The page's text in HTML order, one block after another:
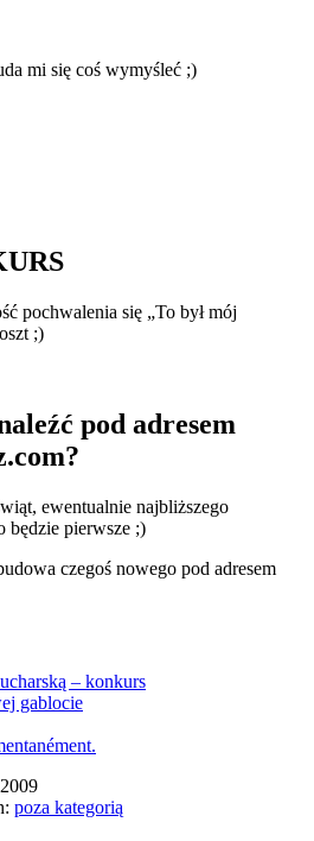
mi się coś wymyśleć ;)
pochwalenia się „To był mój
;)
pod adresem
ewentualnie najbliższego
będzie pierwsze ;)
czegoś nowego pod adresem
– konkurs
gablocie
poza kategorią